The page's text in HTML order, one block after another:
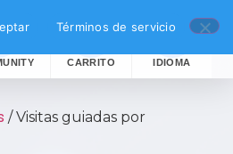
CARRITO IDIOMA
/ Visitas guiadas por
Términos de servicio